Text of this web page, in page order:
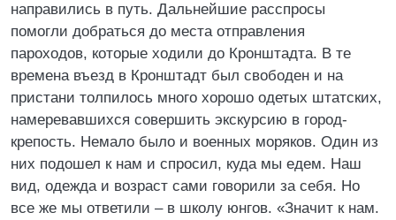
направились в путь. Дальнейшие расспросы
помогли добраться до места отправления
пароходов, которые ходили до Кронштадта. В те
времена въезд в Кронштадт был свободен и на
пристани толпилось много хорошо одетых штатских,
намеревавшихся совершить экскурсию в город-
крепость. Немало было и военных моряков. Один из
них подошел к нам и спросил, куда мы едем. Наш
вид, одежда и возраст сами говорили за себя. Но
все же мы ответили – в школу юнгов. «Значит к нам.